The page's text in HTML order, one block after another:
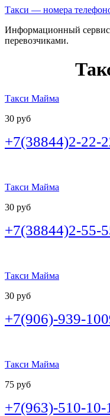
Такси — номера
Информационный
перевозчиками.
Такси Майма
30 руб
+7(38844)2-22-
Такси Майма
30 руб
+7(38844)2-55-
Такси Майма
30 руб
+7(906)-939-
Такси Майма
75 руб
+7(963)-510-10-